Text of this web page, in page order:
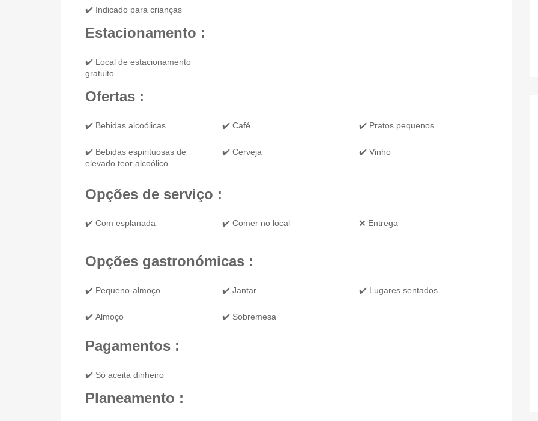
✔️ Indicado para crianças
Estacionamento :
✔️ Local de estacionamento
gratuito
Ofertas :
✔️ Bebidas alcoólicas
✔️ Bebidas espirituosas de
elevado teor alcoólico
✔️ Café
✔️ Cerveja
✔️ Pratos pequenos
✔️ Vinho
Opções de serviço :
✔️ Com esplanada ✔️ Comer no local ❌ Entrega
Opções gastronómicas :
✔️ Pequeno-almoço
✔️ Almoço
✔️ Jantar
✔️ Sobremesa
✔️ Lugares sentados
Pagamentos :
✔️ Só aceita dinheiro
Planeamento :